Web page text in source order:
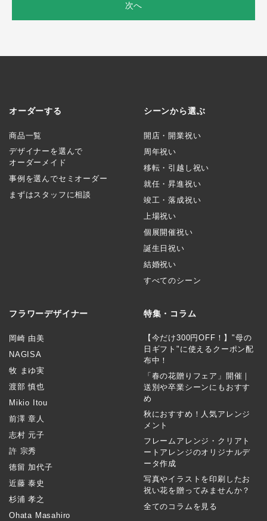
次へ
オーダーする
商品一覧
デザイナーを選んで
オーダーメイド
事例を選んでセミオーダー
まずはスタッフに相談
シーンから選ぶ
開店・開業祝い
周年祝い
移転・引越し祝い
就任・昇進祝い
竣工・落成祝い
上場祝い
個展開催祝い
誕生日祝い
結婚祝い
すべてのシーン
フラワーデザイナー
岡崎 由美
NAGISA
牧 まゆ実
渡部 慎也
Mikio Itou
前澤 章人
志村 元子
許 宗秀
徳留 加代子
近藤 泰史
杉浦 孝之
Ohata Masahiro
特集・コラム
【今だけ300円OFF！】"母の
日ギフト"に使えるクーポン配
布中！
「春の花贈りフェア」開催｜
送別や卒業シーンにもおすす
め
秋におすすめ！人気アレンジ
メント
フレームアレンジ・クリアト
ートアレンジのオリジナルデ
ータ作成
写真やイラストを印刷したお
祝い花を贈ってみませんか？
全てのコラムを見る